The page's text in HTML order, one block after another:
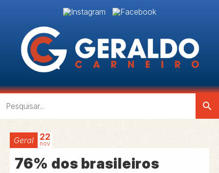
search
Geral 22
nov
76% dos brasileiros